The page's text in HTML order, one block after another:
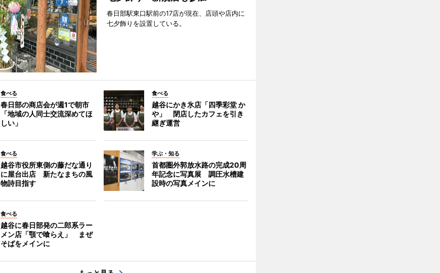
春日部駅東口駅前の17店が現在、店頭や店内に
七夕飾りを設置している。
食べる
春日部の商店会が週1で朝市
「地域の人同士交流深めてほ
しい」
食べる
越谷にかき氷店「四季彩堂 か
や」 閉店したカフェを引き
継ぎ運営
食べる
越谷市役所東側の藤だな通り
に屋台出店 新たなまちの風
物詩目指す
学ぶ・知る
首都圏外郭放水路の完成20周
年記念に写真展 調圧水槽建
設時の写真メインに
食べる
越谷に春日部発の二郎系ラー
メン店「顎で喰らえ」 まぜ
そばをメインに